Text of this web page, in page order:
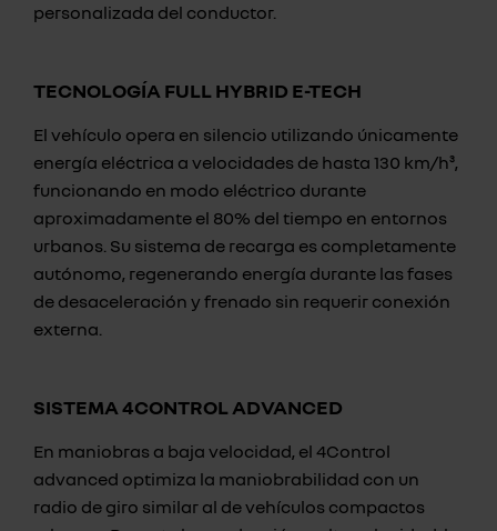
personalizada del conductor.
TECNOLOGÍA FULL HYBRID E-TECH
El vehículo opera en silencio utilizando únicamente
energía eléctrica a velocidades de hasta 130 km/h³,
funcionando en modo eléctrico durante
aproximadamente el 80% del tiempo en entornos
urbanos. Su sistema de recarga es completamente
autónomo, regenerando energía durante las fases
de desaceleración y frenado sin requerir conexión
externa.
SISTEMA 4CONTROL ADVANCED
En maniobras a baja velocidad, el 4Control
advanced optimiza la maniobrabilidad con un
radio de giro similar al de vehículos compactos